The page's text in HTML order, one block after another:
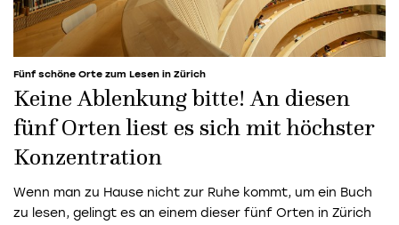
Fünf schöne Orte zum Lesen in Zürich
Keine Ablenkung bitte! An diesen
fünf Orten liest es sich mit höchster
Konzentration
Wenn man zu Hause nicht zur Ruhe kommt, um ein Buch
zu lesen, gelingt es an einem dieser fünf Orten in Zürich